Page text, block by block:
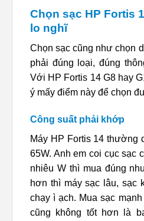
Chọn sạc HP Fortis
lo nghĩ
Chọn sạc cũng như chọn
phải đúng loại, đúng
Với HP Fortis 14 G8 hay
ý mấy điểm này để chọn
Công suất phải khớp
Máy HP Fortis 14 thường
65W. Anh em coi cục sạc
nhiêu W thì mua đúng
hơn thì máy sạc lâu, sạc
chạy ì ạch. Mua sạc
cũng không tốt hơn là